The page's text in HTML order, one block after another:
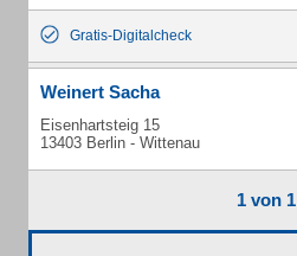
Gratis-Digitalcheck
Weinert Sacha
Eisenhartsteig 15
13403 Berlin - Wittenau
1 von 1